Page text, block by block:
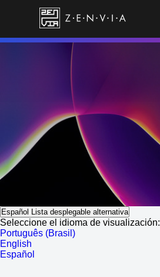
Español Lista desplegable alternativa
Seleccione el idioma de visualización:
Português (Brasil)
English
Español